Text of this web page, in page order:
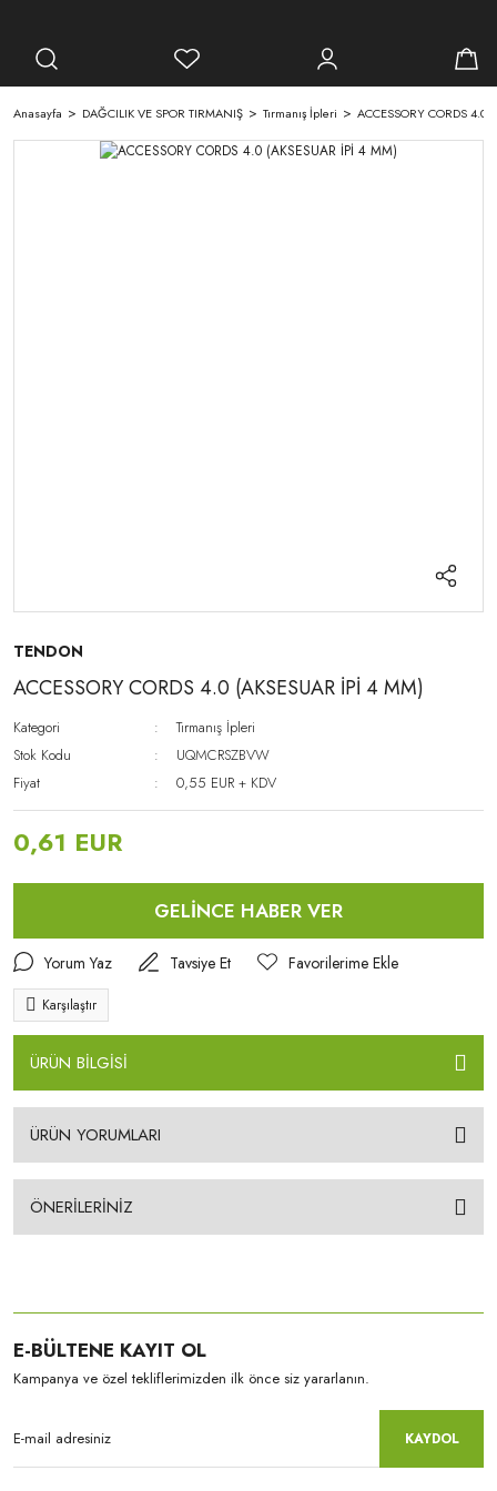
Anasayfa DAĞCILIK VE SPOR TIRMANIŞ Tırmanış İpleri ACCESSORY CORDS 4.0
TENDON
ACCESSORY CORDS 4.0 (AKSESUAR İPİ 4 MM)
Kategori
Tırmanış İpleri
Stok Kodu
UQMCRSZBVW
Fiyat
0,55 EUR + KDV
0,61 EUR
GELİNCE HABER VER
Yorum Yaz Tavsiye Et
Karşılaştır
ÜRÜN BİLGİSİ
ÜRÜN YORUMLARI
ÖNERİLERİNİZ
E-BÜLTENE KAYIT OL
Kampanya ve özel tekliflerimizden ilk önce siz yararlanın.
KAYDOL